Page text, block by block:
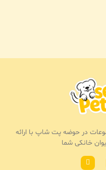
در حوضه پت شاپ با ارائه
خانکی شما